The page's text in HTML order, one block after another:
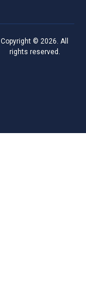
Copyright © 2026. All
rights reserved.